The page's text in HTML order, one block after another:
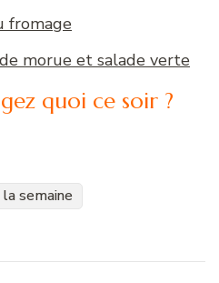
fromage
morue et salade verte
quoi ce soir ?
semaine